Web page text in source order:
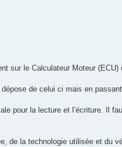
sur le Calculateur Moteur
de celui ci mais en
pour la lecture et l’écriture. Il
de la technologie utilisée et du